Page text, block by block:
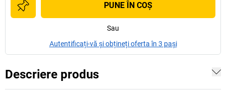
PUNE ÎN COŞ
Sau
Autentificați-vă și obțineți oferta în 3 pași
Descriere produs